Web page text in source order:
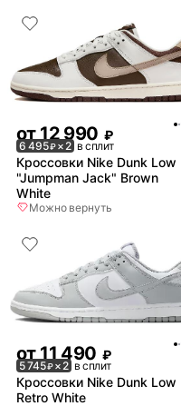
от 12 990 ₽
6 495₽× 2 в сплит
Кроссовки Nike Dunk Low
"Jumpman Jack" Brown
White
Можно вернуть
от11 490 ₽
5 745₽× 2 в сплит
Кроссовки Nike Dunk Low
Retro White